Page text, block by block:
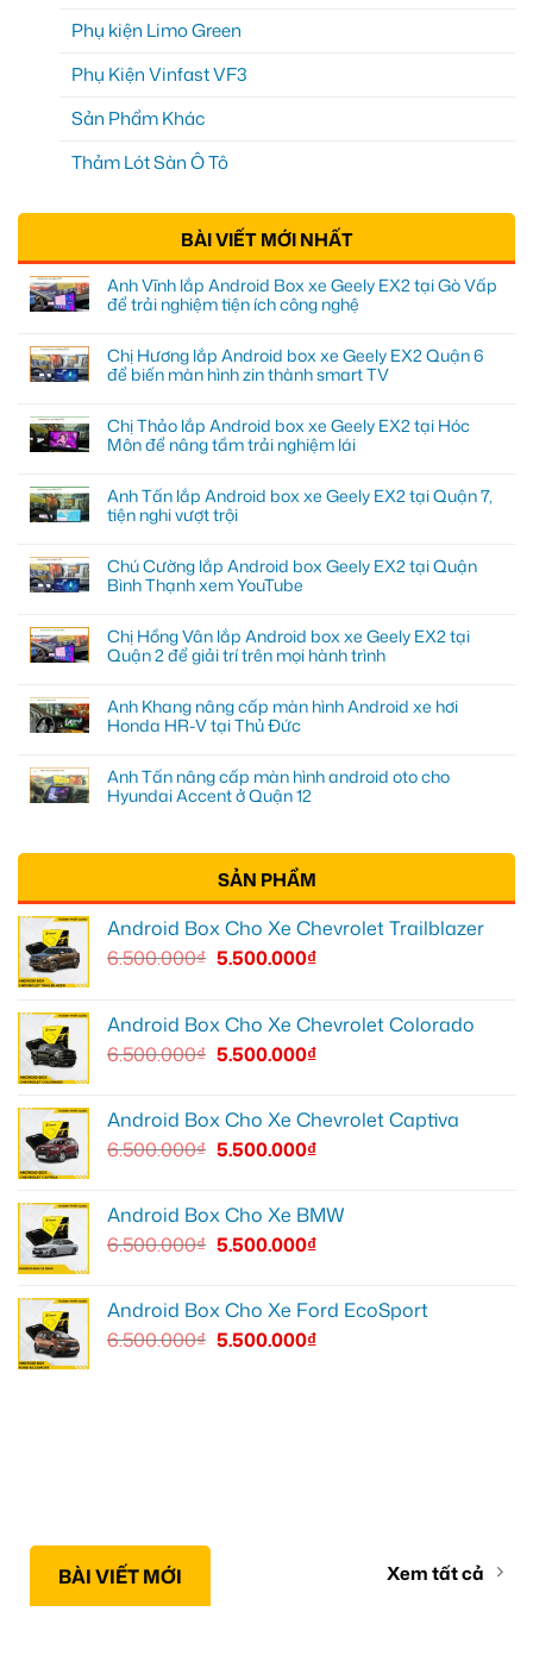
Phụ kiện Limo Green
Phụ Kiện Vinfast VF3
Sản Phẩm Khác
Thảm Lót Sàn Ô Tô
BÀI VIẾT MỚI NHẤT
Anh Vĩnh lắp Android Box xe Geely EX2 tại Gò Vấp
để trải nghiệm tiện ích công nghệ
Chị Hương lắp Android box xe Geely EX2 Quận 6
để biến màn hình zin thành smart TV
Chị Thảo lắp Android box xe Geely EX2 tại Hóc
Môn để nâng tầm trải nghiệm lái
Anh Tấn lắp Android box xe Geely EX2 tại Quận 7,
tiện nghi vượt trội
Chú Cường lắp Android box Geely EX2 tại Quận
Bình Thạnh xem YouTube
Chị Hồng Vân lắp Android box xe Geely EX2 tại
Quận 2 để giải trí trên mọi hành trình
Anh Khang nâng cấp màn hình Android xe hơi
Honda HR-V tại Thủ Đức
Anh Tấn nâng cấp màn hình android oto cho
Hyundai Accent ở Quận 12
SẢN PHẨM
Android Box Cho Xe Chevrolet Trailblazer
6.500.000₫ 5.500.000₫
Android Box Cho Xe Chevrolet Colorado
6.500.000₫ 5.500.000₫
Android Box Cho Xe Chevrolet Captiva
6.500.000₫ 5.500.000₫
Android Box Cho Xe BMW
6.500.000₫ 5.500.000₫
Android Box Cho Xe Ford EcoSport
6.500.000₫ 5.500.000₫
BÀI VIẾT MỚI Xem tất cả